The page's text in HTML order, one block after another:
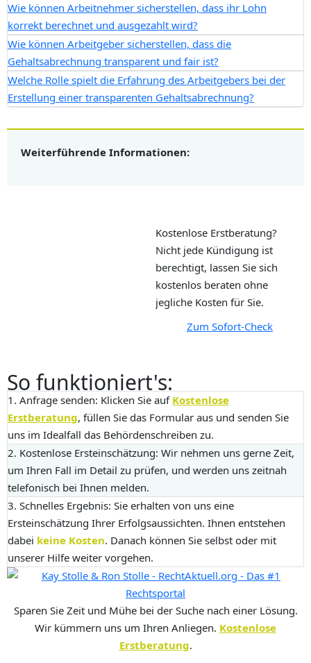
Wie können Arbeitnehmer sicherstellen, dass ihr Lohn
korrekt berechnet und ausgezahlt wird?
Wie können Arbeitgeber sicherstellen, dass die
Gehaltsabrechnung transparent und fair ist?
Welche Rolle spielt die Erfahrung des Arbeitgebers bei der
Erstellung einer transparenten Gehaltsabrechnung?
Weiterführende Informationen:
Kostenlose Erstberatung?
Nicht jede Kündigung ist
berechtigt, lassen Sie sich
kostenlos beraten ohne
jegliche Kosten für Sie.
Zum Sofort-Check
So funktioniert's:
1. Anfrage senden: Klicken Sie auf Kostenlose
Erstberatung, füllen Sie das Formular aus und senden Sie
uns im Idealfall das Behördenschreiben zu.
2. Kostenlose Ersteinschätzung: Wir nehmen uns gerne Zeit,
um Ihren Fall im Detail zu prüfen, und werden uns zeitnah
telefonisch bei Ihnen melden.
3. Schnelles Ergebnis: Sie erhalten von uns eine
Ersteinschätzung Ihrer Erfolgsaussichten. Ihnen entstehen
dabei keine Kosten. Danach können Sie selbst oder mit
unserer Hilfe weiter vorgehen.
Sparen Sie Zeit und Mühe bei der Suche nach einer Lösung.
Wir kümmern uns um Ihren Anliegen. Kostenlose
Erstberatung.